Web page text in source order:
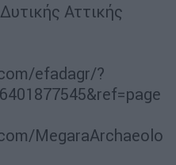
Αττικής
efadagr/?
MegaraArchaeolo